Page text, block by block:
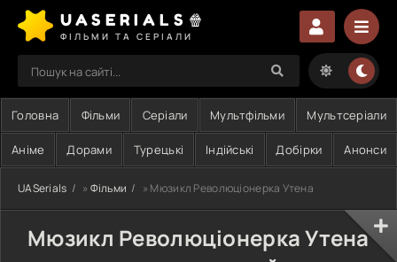
UASERIALS🍿
ФІЛЬМИ ТА СЕРІАЛИ
Головна Фільми Серіали Мультфільми Мультсеріали
Аніме Дорами Турецькі Індійські Добірки Анонси
UASerials » Фільми » Мюзикл Революціонерка Утена
Мюзикл Революціонерка Утена